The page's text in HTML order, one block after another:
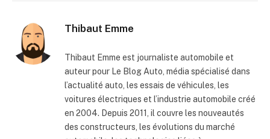
Thibaut Emme
Thibaut Emme est journaliste automobile et
auteur pour Le Blog Auto, média spécialisé dans
l’actualité auto, les essais de véhicules, les
voitures électriques et l’industrie automobile créé
en 2004. Depuis 2011, il couvre les nouveautés
des constructeurs, les évolutions du marché